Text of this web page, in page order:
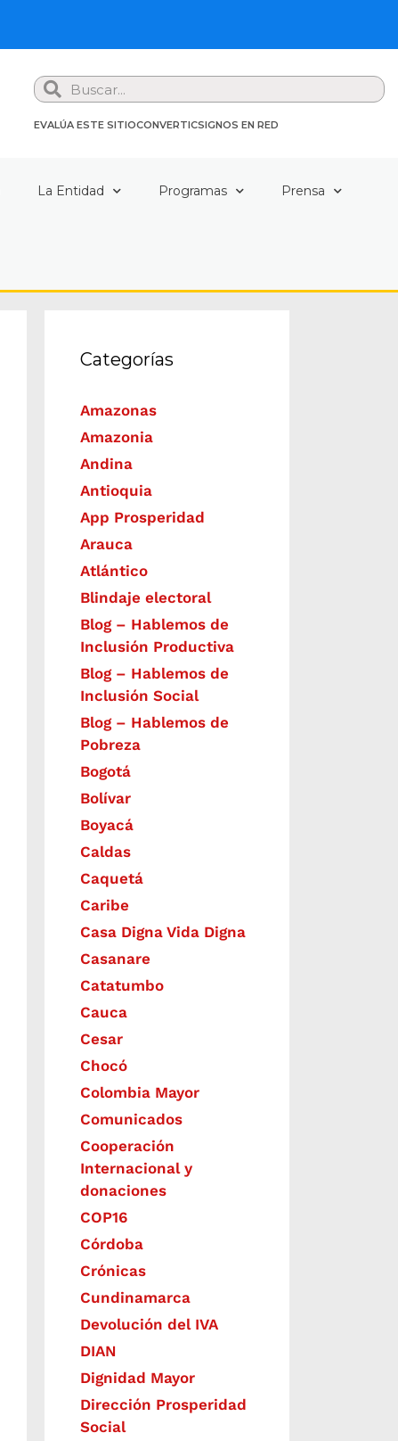
Search
EVALÚA ESTE SITIOCONVERTICSIGNOS EN RED
La Entidad Programas Prensa
Categorías
Amazonas
Amazonia
Andina
Antioquia
App Prosperidad
Arauca
Atlántico
Blindaje electoral
Blog – Hablemos de
Inclusión Productiva
Blog – Hablemos de
Inclusión Social
Blog – Hablemos de
Pobreza
Bogotá
Bolívar
Boyacá
Caldas
Caquetá
Caribe
Casa Digna Vida Digna
Casanare
Catatumbo
Cauca
Cesar
Chocó
Colombia Mayor
Comunicados
Cooperación
Internacional y
donaciones
COP16
Córdoba
Crónicas
Cundinamarca
Devolución del IVA
DIAN
Dignidad Mayor
Dirección Prosperidad
Social